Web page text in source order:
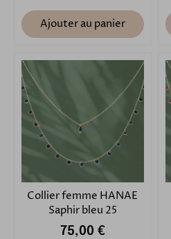
Ajouter au panier
Collier femme HANAE
Saphir bleu 25
75,00 €